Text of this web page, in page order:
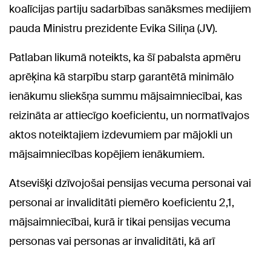
koalīcijas partiju sadarbības sanāksmes medijiem
pauda Ministru prezidente Evika Siliņa (JV).
Patlaban likumā noteikts, ka šī pabalsta apmēru
aprēķina kā starpību starp garantētā minimālo
ienākumu sliekšņa summu mājsaimniecībai, kas
reizināta ar attiecīgo koeficientu, un normatīvajos
aktos noteiktajiem izdevumiem par mājokli un
mājsaimniecības kopējiem ienākumiem.
Atsevišķi dzīvojošai pensijas vecuma personai vai
personai ar invaliditāti piemēro koeficientu 2,1,
mājsaimniecībai, kurā ir tikai pensijas vecuma
personas vai personas ar invaliditāti, kā arī